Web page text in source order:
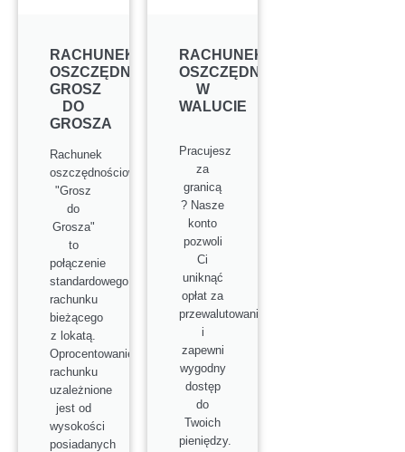
RACHUNEK
OSZCZĘDNOŚCIOWY
GROSZ
DO
GROSZA
Rachunek
oszczędnościowy
"Grosz
do
Grosza"
to
połączenie
standardowego
rachunku
bieżącego
z lokatą.
Oprocentowanie
rachunku
uzależnione
jest od
wysokości
posiadanych
RACHUNEK
OSZCZĘDNOŚCIOWY
W
WALUCIE
Pracujesz
za
granicą
? Nasze
konto
pozwoli
Ci
uniknąć
opłat za
przewalutowanie
i
zapewni
wygodny
dostęp
do
Twoich
pieniędzy.